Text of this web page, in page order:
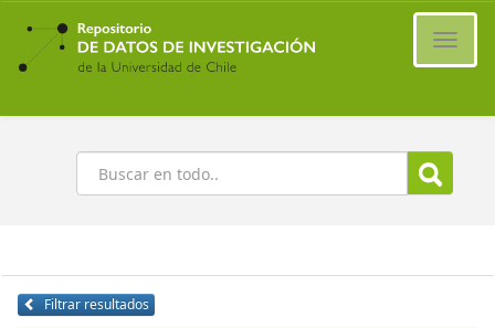
Ir
contenido
principal
Buscar
Filtrar resultados